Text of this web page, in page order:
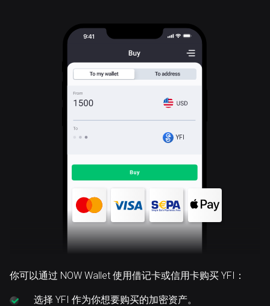
YFI
你可以通过 NOW Wallet 使用借记卡或信用卡购买 YFI：
选择 YFI 作为你想要购买的加密资产。